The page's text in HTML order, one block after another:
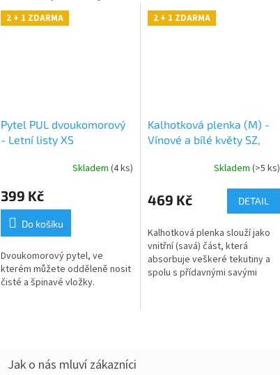
2 + 1 ZDARMA
Pytel PUL dvoukomorový
- Letní listy XS
produktu
je
5,0
z
5
hvězdiček.
Skladem (4 ks)
399 Kč
Do košíku
Dvoukomorový pytel, ve
kterém můžete odděleně nosit
čisté a špinavé vložky.
2 + 1 ZDARMA
Kalhotková plenka (M) -
Vínové a bílé květy SZ,
Skladem (>5 ks)
469 Kč DETAIL
Kalhotková plenka slouží jako
vnitřní (savá) část, která
absorbuje veškeré tekutiny a
spolu s přídavnými savými